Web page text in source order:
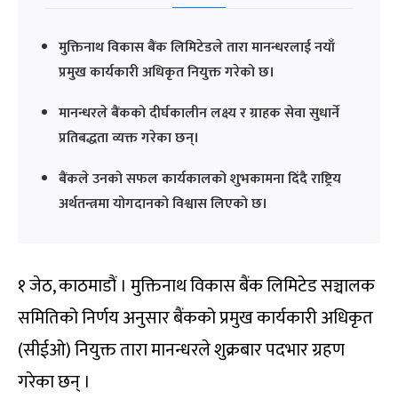
मुक्तिनाथ विकास बैंक लिमिटेडले तारा मानन्धरलाई नयाँ
प्रमुख कार्यकारी अधिकृत नियुक्त गरेको छ।
मानन्धरले बैंकको दीर्घकालीन लक्ष्य र ग्राहक सेवा सुधार्ने
प्रतिबद्धता व्यक्त गरेका छन्।
बैंकले उनको सफल कार्यकालको शुभकामना दिंदै राष्ट्रिय
अर्थतन्त्रमा योगदानको विश्वास लिएको छ।
१ जेठ, काठमाडौं । मुक्तिनाथ विकास बैंक लिमिटेड सञ्चालक
समितिको निर्णय अनुसार बैंकको प्रमुख कार्यकारी अधिकृत
(सीईओ) नियुक्त तारा मानन्धरले शुक्रबार पदभार ग्रहण
गरेका छन् ।